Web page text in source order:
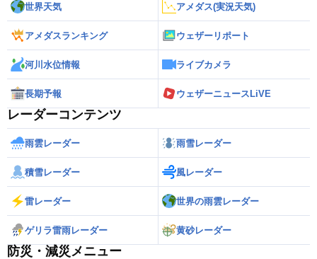
世界天気 アメダス(実況天気)
アメダスランキング ウェザーリポート
河川水位情報 ライブカメラ
長期予報 ウェザーニュースLiVE
レーダーコンテンツ
雨雲レーダー 雨雪レーダー
積雪レーダー 風レーダー
雷レーダー 世界の雨雲レーダー
ゲリラ雷雨レーダー 黄砂レーダー
防災・減災メニュー